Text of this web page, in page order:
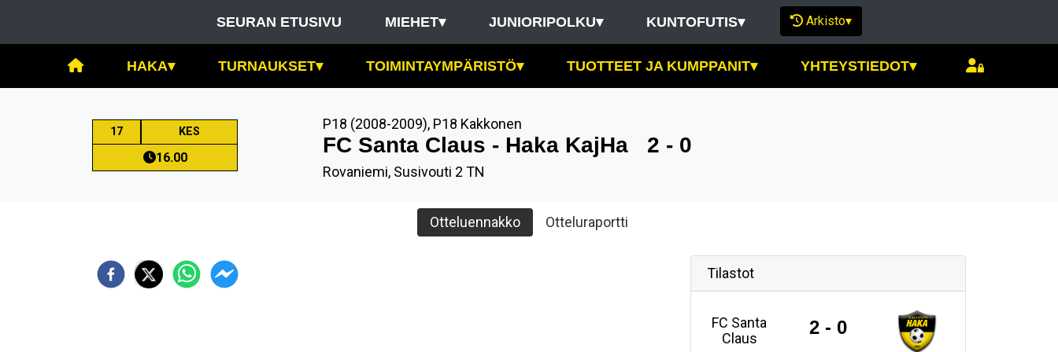
SEURAN ETUSIVU MIEHET▾ JUNIORIPOLKU▾ KUNTOFUTIS▾ Arkisto▾
HAKA▾ TURNAUKSET▾ TOIMINTAYMPÄRISTÖ▾ TUOTTEET JA KUMPPANIT▾ YHTEYSTIEDOT▾
17 KES
16.00
P18 (2008-2009), P18 Kakkonen
FC Santa Claus - Haka KajHa 2 - 0
Rovaniemi, Susivouti 2 TN
Otteluennakko Otteluraportti
Tilastot
FC Santa
Claus
2 - 0